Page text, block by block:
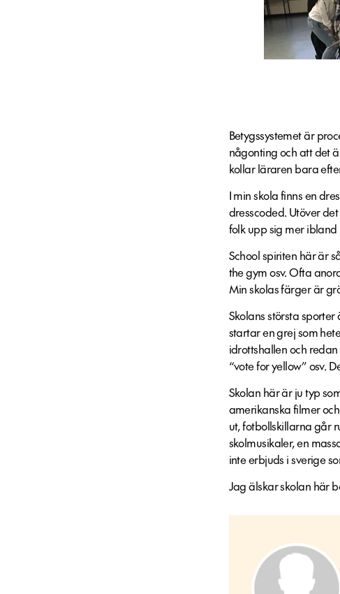
Betygssystemet är
någonting och att det
kollar läraren bara
I min skola finns en
dresscoded. Utöver
folk upp sig mer
School spiriten här är
the gym osv. Ofta
Min skolas färger är
Skolans största
startar en grej som
idrottshallen och
“vote for yellow” osv.
Skolan här är ju typ
amerikanska filmer
ut, fotbollskillarna går
skolmusikaler, en
inte erbjuds i sverige
Jag älskar skolan här